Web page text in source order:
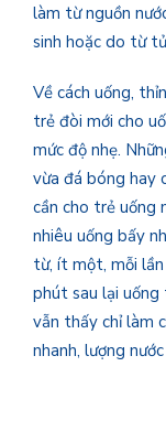
làm từ nguồn
sinh hoặc do từ
Về cách uống,
trẻ đòi mới cho
mức độ nhẹ.
vừa đá bóng hay
cần cho trẻ uống
nhiêu uống bấy
từ, ít một, mỗi
phút sau lại
vẫn thấy chỉ làm
nhanh, lượng